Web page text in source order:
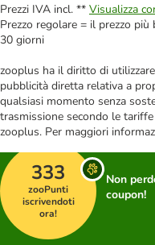
Prezzi IVA incl. ** Visualizza
Prezzo regolare = il prezzo
30 giorni
zooplus ha il diritto di
pubblicità diretta relativa a
qualsiasi momento senza
trasmissione secondo le
zooplus. Per maggiori
333
zooPunti
iscrivendoti
ora!
Non
coupon!